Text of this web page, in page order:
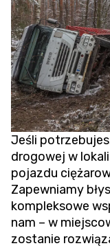
Jeśli
drogowej w
pojazdu
Zapewniamy
kompleksowe
nam – w
zostanie